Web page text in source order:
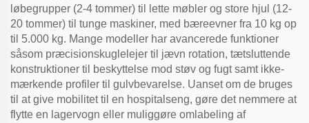
løbegrupper (2-4 tommer) til lette møbler og store hjul (12-
20 tommer) til tunge maskiner, med bæreevner fra 10 kg op
til 5.000 kg. Mange modeller har avancerede funktioner
såsom præcisionskuglelejer til jævn rotation, tætsluttende
konstruktioner til beskyttelse mod støv og fugt samt ikke-
mærkende profiler til gulvbevarelse. Uanset om de bruges
til at give mobilitet til en hospitalseng, gøre det nemmere at
flytte en lagervogn eller muliggøre omlabeling af